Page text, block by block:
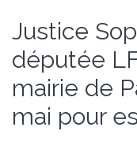
Justice
députée
mairie de
mai pour